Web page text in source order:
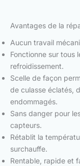
Avantages de la
Aucun travail
Fonctionne sur tous
refroidissement.
Scelle de façon
de culasse éclatés,
endommagés.
Sans danger pour
capteurs.
Rétablit la
surchauffe.
Rentable, rapide et